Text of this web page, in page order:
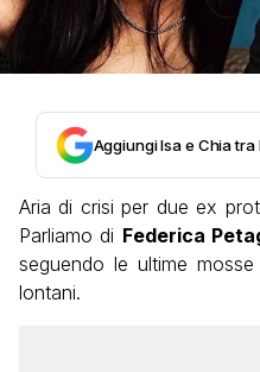
Aggiungi Isa e Chia
Aria di crisi per due ex
Parliamo di Federica
seguendo le ultime
lontani.